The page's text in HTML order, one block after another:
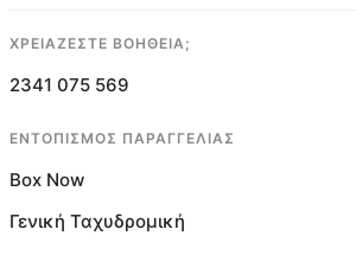
ΧΡΕΙΑΖΕΣΤΕ ΒΟΗΘΕΙΑ;
2341 075 569
ΕΝΤΟΠΙΣΜΟΣ ΠΑΡΑΓΓΕΛΙΑΣ
Box Now
Γενική Ταχυδρομική